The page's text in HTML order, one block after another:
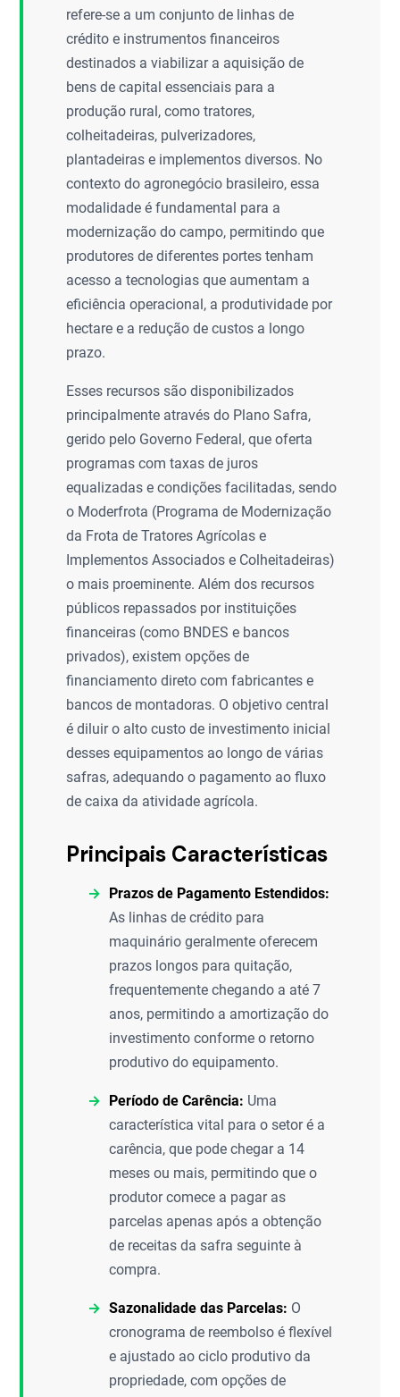
refere-se a um conjunto de linhas de
crédito e instrumentos financeiros
destinados a viabilizar a aquisição de
bens de capital essenciais para a
produção rural, como tratores,
colheitadeiras, pulverizadores,
plantadeiras e implementos diversos. No
contexto do agronegócio brasileiro, essa
modalidade é fundamental para a
modernização do campo, permitindo que
produtores de diferentes portes tenham
acesso a tecnologias que aumentam a
eficiência operacional, a produtividade por
hectare e a redução de custos a longo
prazo.
Esses recursos são disponibilizados
principalmente através do Plano Safra,
gerido pelo Governo Federal, que oferta
programas com taxas de juros
equalizadas e condições facilitadas, sendo
o Moderfrota (Programa de Modernização
da Frota de Tratores Agrícolas e
Implementos Associados e Colheitadeiras)
o mais proeminente. Além dos recursos
públicos repassados por instituições
financeiras (como BNDES e bancos
privados), existem opções de
financiamento direto com fabricantes e
bancos de montadoras. O objetivo central
é diluir o alto custo de investimento inicial
desses equipamentos ao longo de várias
safras, adequando o pagamento ao fluxo
de caixa da atividade agrícola.
Principais Características
Prazos de Pagamento Estendidos:
As linhas de crédito para
maquinário geralmente oferecem
prazos longos para quitação,
frequentemente chegando a até 7
anos, permitindo a amortização do
investimento conforme o retorno
produtivo do equipamento.
Período de Carência: Uma
característica vital para o setor é a
carência, que pode chegar a 14
meses ou mais, permitindo que o
produtor comece a pagar as
parcelas apenas após a obtenção
de receitas da safra seguinte à
compra.
Sazonalidade das Parcelas: O
cronograma de reembolso é flexível
e ajustado ao ciclo produtivo da
propriedade, com opções de